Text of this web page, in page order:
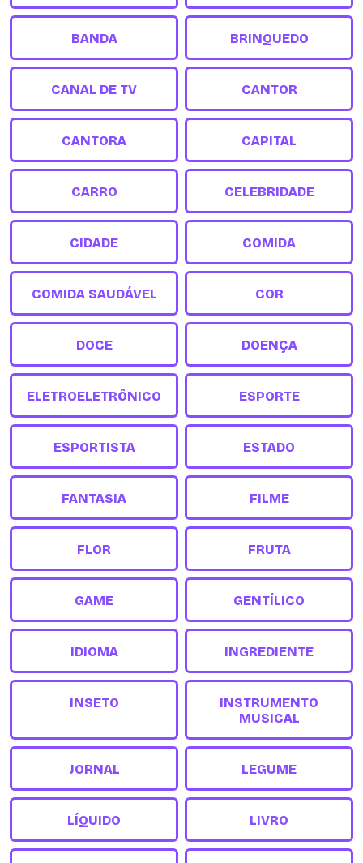
BANDA BRINQUEDO
CANAL DE TV CANTOR
CANTORA CAPITAL
CARRO CELEBRIDADE
CIDADE COMIDA
COMIDA SAUDÁVEL COR
DOCE DOENÇA
ELETROELETRÔNICO ESPORTE
ESPORTISTA ESTADO
FANTASIA FILME
FLOR FRUTA
GAME GENTÍLICO
IDIOMA INGREDIENTE
INSETO
INSTRUMENTO
MUSICAL
JORNAL LEGUME
LÍQUIDO LIVRO